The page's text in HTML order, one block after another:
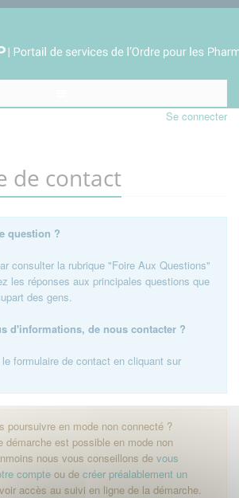
Se connecter
de contact
question ?
consulter la rubrique "Foire Aux Questions"
les réponses aux principales questions que
des gens.
d'informations, de nous contacter ?
formulaire de contact en cliquant sur
poursuivre en mode non connecté ?
démarche est possible en mode non
nous vous conseillons de vous
compte ou de créer préalablement un
accès au suivi en ligne de la démarche.